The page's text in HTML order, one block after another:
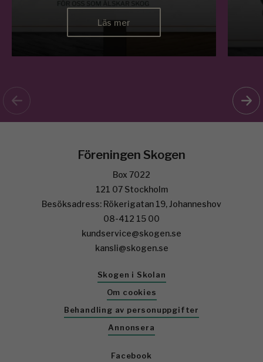
Läs mer
Föreningen Skogen
Box 7022
121 07 Stockholm
Besöksadress: Rökerigatan 19, Johanneshov
08-412 15 00
kundservice@skogen.se
kansli@skogen.se
Skogen i Skolan
Om cookies
Behandling av personuppgifter
Annonsera
Facebook